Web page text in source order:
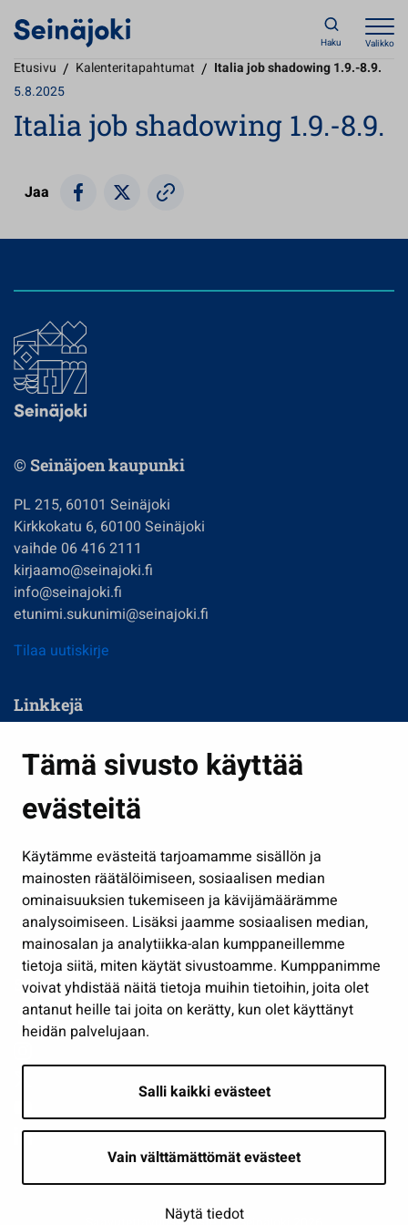
Tämä sivusto käyttää
evästeitä
Käytämme evästeitä tarjoamamme sisällön ja
mainosten räätälöimiseen, sosiaalisen median
ominaisuuksien tukemiseen ja kävijämäärämme
analysoimiseen. Lisäksi jaamme sosiaalisen median,
mainosalan ja analytiikka-alan kumppaneillemme
tietoja siitä, miten käytät sivustoamme. Kumppanimme
voivat yhdistää näitä tietoja muihin tietoihin, joita olet
antanut heille tai joita on kerätty, kun olet käyttänyt
heidän palvelujaan.
Salli kaikki evästeet
Vain välttämättömät evästeet
Näytä tiedot
Haku Valikko
Etusivu / Kalenteritapahtumat / Italia job shadowing 1.9.-8.9.
5.8.2025
Italia job shadowing 1.9.-8.9.
Jaa
© Seinäjoen kaupunki
PL 215, 60101 Seinäjoki
Kirkkokatu 6, 60100 Seinäjoki
vaihde 06 416 2111
kirjaamo@seinajoki.fi
info@seinajoki.fi
etunimi.sukunimi@seinajoki.fi
Tilaa uutiskirje
Linkkejä
Kasvatus ja opetus
Kulttuuri ja liikunta
Työ ja yrittäminen
Osallistu ja asioi
Näytä omat evästeasetukseni
Seuraa meitä